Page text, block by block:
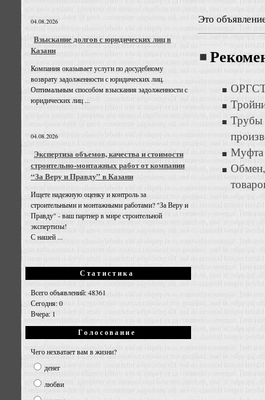
04.08.2026
Взыскание долгов с юридических лиц в
Казани
Компания оказывает услуги по досудебному
возврату задолженности с юридических лиц.
Оптимальным способом взыскания задолженности с
юридических лиц ...
04.08.2026
Экспертиза объемов, качества и стоимости
строительно-монтажных работ от компании
“За Веру и Правду” в Казани
Ищете надежную оценку и контроль за
строительными и монтажными работами? "За Веру и
Правду" - ваш партнер в мире строительной
экспертизы!
С нашей ...
Статистика
Всего объявлений: 48361
Сегодня: 0
Вчера: 1
Голосование
Чего нехватает вам в жизни?
денег
любви
Это
Муфта